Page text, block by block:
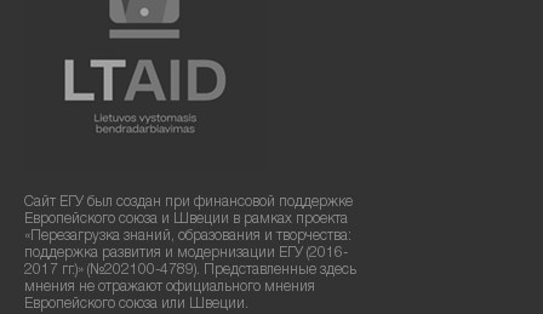
Сайт ЕГУ был создан при финансовой поддержке
Европейского союза и Швеции в рамках проекта
«Перезагрузка знаний, образования и творчества:
поддержка развития и модернизации ЕГУ (2016-
2017 гг.)» (№202100-4789). Представленные здесь
мнения не отражают официального мнения
Европейского союза или Швеции.